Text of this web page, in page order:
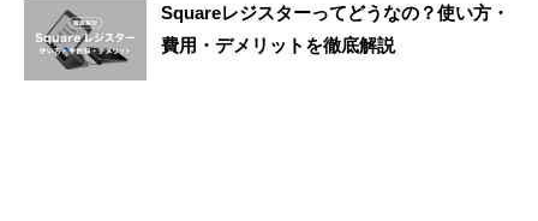
Squareレジスターってどうなの？使い方・
費用・デメリットを徹底解説